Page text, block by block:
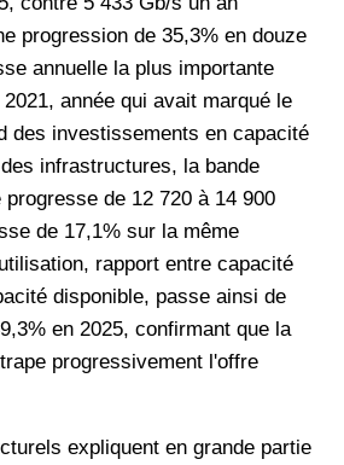
progression de 35,3% en douze
annuelle la plus importante
année qui avait marqué le
des investissements en capacité
infrastructures, la bande
de 12 720 à 14 900
de 17,1% sur la même
rapport entre capacité
disponible, passe ainsi de
en 2025, confirmant que la
progressivement l'offre
expliquent en grande partie